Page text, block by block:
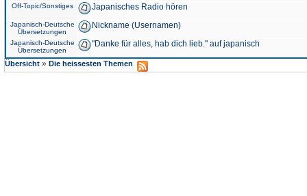
Off-Topic/Sonstiges Japanisches Radio hören
Japanisch-Deutsche
Übersetzungen
Nickname (Usernamen)
Japanisch-Deutsche
Übersetzungen
"Danke für alles, hab dich lieb." auf japanisch
Übersicht » Die heissesten Themen